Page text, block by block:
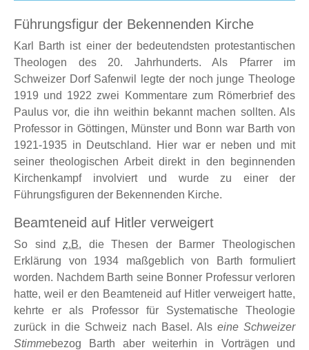
Führungsfigur der Bekennenden Kirche
Karl Barth ist einer der bedeutendsten protestantischen
Theologen des 20. Jahrhunderts. Als Pfarrer im
Schweizer Dorf Safenwil legte der noch junge Theologe
1919 und 1922 zwei Kommentare zum Römerbrief des
Paulus vor, die ihn weithin bekannt machen sollten. Als
Professor in Göttingen, Münster und Bonn war Barth von
1921-1935 in Deutschland. Hier war er neben und mit
seiner theologischen Arbeit direkt in den beginnenden
Kirchenkampf involviert und wurde zu einer der
Führungsfiguren der Bekennenden Kirche.
Beamteneid auf Hitler verweigert
So sind z.B. die Thesen der Barmer Theologischen
Erklärung von 1934 maßgeblich von Barth formuliert
worden. Nachdem Barth seine Bonner Professur verloren
hatte, weil er den Beamteneid auf Hitler verweigert hatte,
kehrte er als Professor für Systematische Theologie
zurück in die Schweiz nach Basel. Als eine Schweizer
Stimmebezog Barth aber weiterhin in Vorträgen und